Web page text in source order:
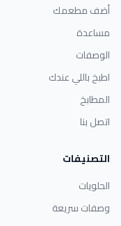
أضف مطعمك
مساعدة
الوصفات
اطبخ باللي عندك
المطابخ
اتصل بنا
التصنيفات
الحلويات
وصفات سريعة